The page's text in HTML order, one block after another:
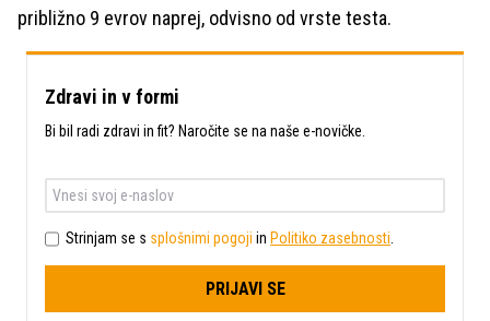
približno 9 evrov naprej, odvisno od vrste testa.
Zdravi in v formi
Bi bil radi zdravi in fit? Naročite se na naše e-novičke.
Strinjam se s splošnimi pogoji in Politiko zasebnosti.
PRIJAVI SE